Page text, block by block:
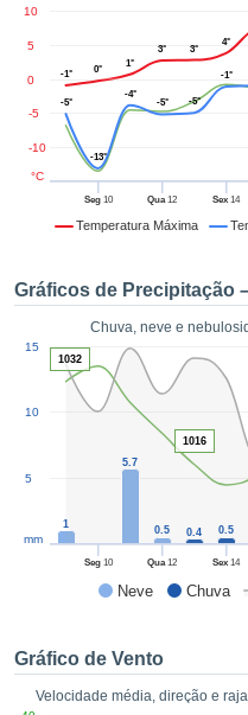
e
forma
digital
ou
permite-
a nossa
fornecer-
de alta
custo.
a
todos os
no
como
um perfil
CONTINUAR
Temperatura Máxima
Seg10 Qua12 Sex 14
-10
-5
0
5
10
°C
-1° 0°
1°
3° 3°
4°
-5°
-13°
-4°
-5° -5°
-1°
Gráficos de Precipitação
Chuva, neve e
Neve Chuva
Seg10 Qua12 Sex 14
5
10
15
mm 0.4 0.5
1
5.7
0.5
1032
1016
Gráfico de Vento
Velocidade média, direção e